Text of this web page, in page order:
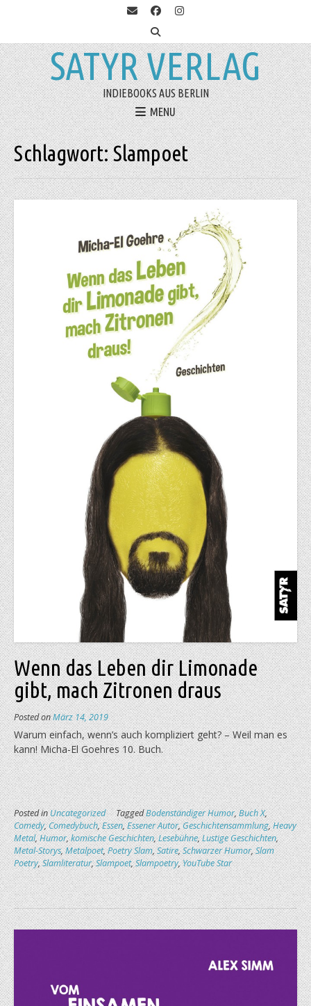
SATYR VERLAG
INDIEBOOKS AUS BERLIN
MENU
Schlagwort:Slampoet
Wenn das Leben dir Limonade
gibt, mach Zitronen draus
Posted onMärz 14, 2019
Warum einfach, wenn’s auch kompliziert geht? – Weil man es
kann! Micha-El Goehres 10. Buch.
Posted inUncategorized TaggedBodenständiger Humor,Buch X,
Comedy,Comedybuch,Essen,Essener Autor,Geschichtensammlung,Heavy
Metal,Humor,komische Geschichten,Lesebühne,Lustige Geschichten,
Metal-Storys,Metalpoet,Poetry Slam,Satire,Schwarzer Humor,Slam
Poetry,Slamliteratur,Slampoet,Slampoetry,YouTube Star